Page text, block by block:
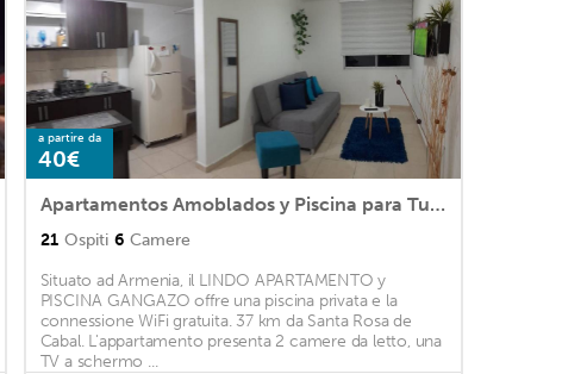
a partire da
40€
Apartamentos Amoblados y Piscina para Turismo
21 Ospiti 6 Camere
Situato ad Armenia, il LINDO APARTAMENTO y
PISCINA GANGAZO offre una piscina privata e la
connessione WiFi gratuita. 37 km da Santa Rosa de
Cabal. L'appartamento presenta 2 camere da letto, una
TV a schermo ...